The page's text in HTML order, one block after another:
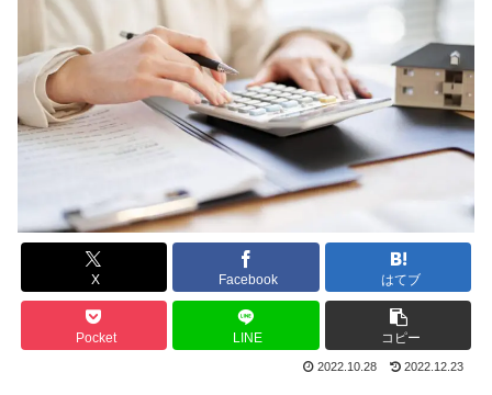
X Facebook はてブ
Pocket LINE コピー
2022.10.28 2022.12.23